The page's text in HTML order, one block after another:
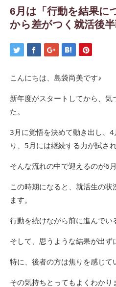
6月は「行動を結果に
から差がつく就活後
こんにちは、島袋尚美です♪
新年度がスタートしてから、
た。
3月に覚悟を決めて動き出し、
り、5月には継続する力が試され
そんな流れの中で迎えるのが6月
この時期になると、就活生の
ます。
行動を続けながら前に進んでい
そして、思うような結果が出ず
特に、後者の方は焦りを感じて
その気持ちとってもよくわかり